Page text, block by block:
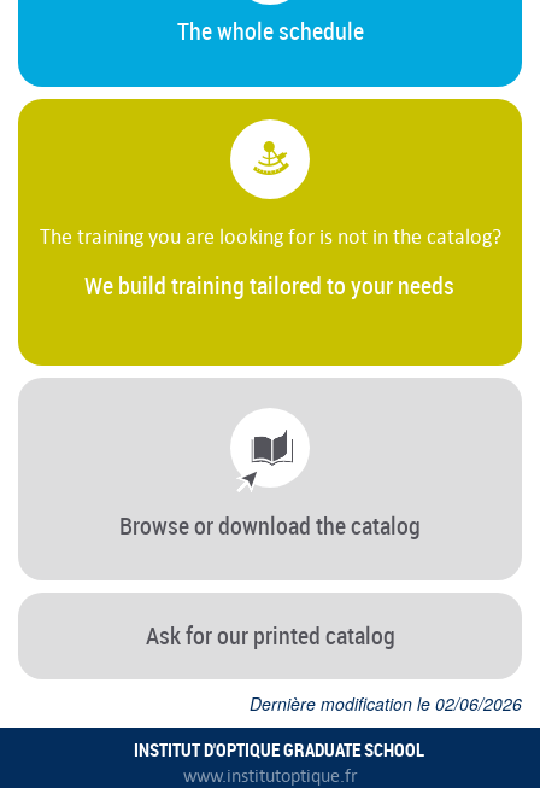
The whole schedule
The training you are looking for is not in the catalog?
We build training tailored to your needs
Browse or download the catalog
Ask for our printed catalog
Dernière modification le 02/06/2026
INSTITUT D'OPTIQUE GRADUATE SCHOOL
www.institutoptique.fr